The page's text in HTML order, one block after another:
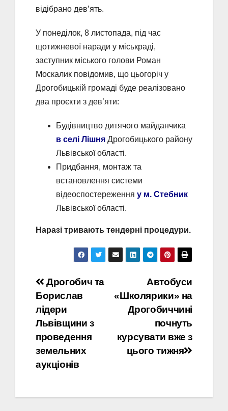
відібрано дев’ять.
У понеділок, 8 листопада, під час
щотижневої наради у міськраді,
заступник міського голови Роман
Москалик повідомив, що цьогоріч у
Дрогобицькій громаді буде реалізовано
два проєкти з дев’яти:
Будівництво дитячого майданчика
в селі Лішня Дрогобицького району
Львівської області.
Придбання, монтаж та
встановлення системи
відеоспостереження у м. Стебник
Львівської області.
Наразі тривають тендерні процедури.
Навігація
записів
Автобуси
«Школярики» на
Дрогобиччині
почнуть
курсувати вже з
цього тижня
Дрогобич та
Борислав
лідери
Львівщини з
проведення
земельних
аукціонів